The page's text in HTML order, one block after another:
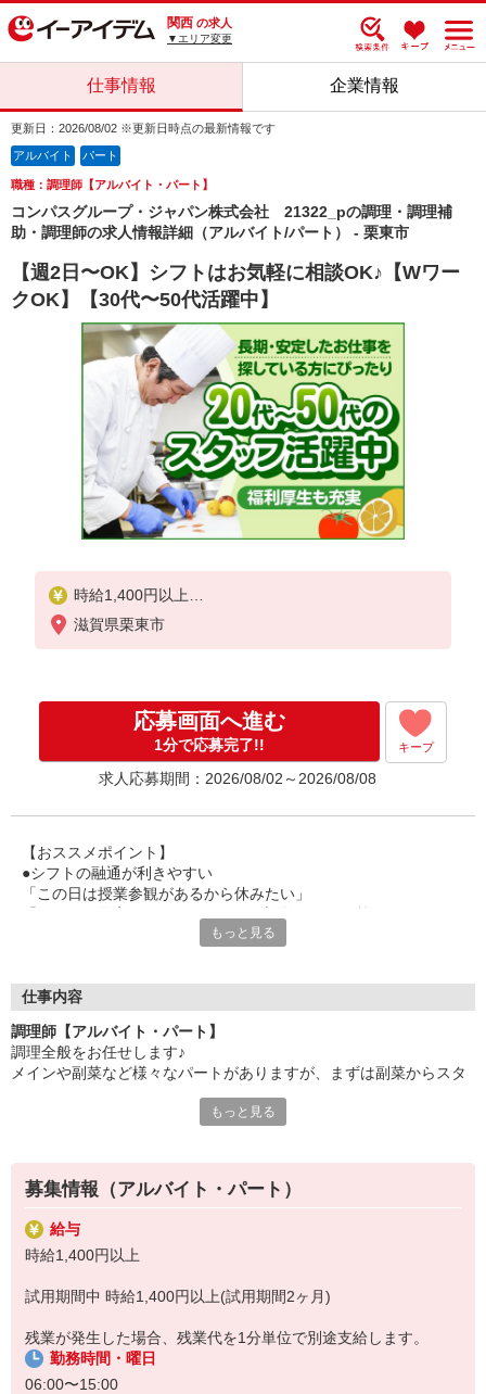
関西 の求人
▼エリア変更
仕事情報 企業情報
更新日：2026/08/02 ※更新日時点の最新情報です
アルバイト パート
職種：調理師【アルバイト・パート】
コンパスグループ・ジャパン株式会社 21322_pの調理・調理補
助・調理師の求人情報詳細（アルバイト/パート） - 栗東市
【週2日〜OK】シフトはお気軽に相談OK♪【Wワー
クOK】【30代〜50代活躍中】
時給1,400円以上
試用期間中 時給1,400円以上(試用期間2ヶ月)
ます。
滋賀県栗東市
応募画面へ進む
1分で応募完了!! キープ
求人応募期間：2026/08/02～2026/08/08
【おススメポイント】
●シフトの融通が利きやすい
「この日は授業参観があるから休みたい」
家庭や趣味の都合にも柔軟に対応しますので、お気軽にご相談く
●20代〜50代の幅広い年代のスタッフが活躍中
躍中
●安心の教育体制
入社後は先輩たちが優しくフォローしながら進めますので、
安心してお仕事を始められます。
【会社について】
給食受託の外資系大手企業、コンパスグループ・ジャパン。
全国約1,500ヵ所で「コントラクトフードサービス」を展開して
います
もっと見る
仕事内容
調理師【アルバイト・パート】
調理全般をお任せします♪
メインや副菜など様々なパートがありますが、まずは副菜からスタ
器具のスイッチやガスを点けます
2.食材の確認と下ごしらえ
3.調理スタート
4.自分の持ち場が終了したら他の人のお手伝い
担当を分けて調理を進めますので、ブランクがある方もご安心下さ
もっと見る
募集情報（アルバイト・パート）
給与
時給1,400円以上
試用期間中 時給1,400円以上(試用期間2ヶ月)
残業が発生した場合、残業代を1分単位で別途支給します。
勤務時間・曜日
06:00〜15:00